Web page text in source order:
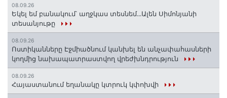
08.09.26
Եկել եմ բանակում՝ աղջկաս տեսնեմ․․․Ալեն Սիմոնյանի
տեսանյութը
08.09.26
Ոստիկանները Էջմիածնում կանխել են անչափահասների
կողմից նախապատրաստվող վրեժխնդրություն
08.09.26
Հայաստանում եղանակը կտրուկ կփոխվի